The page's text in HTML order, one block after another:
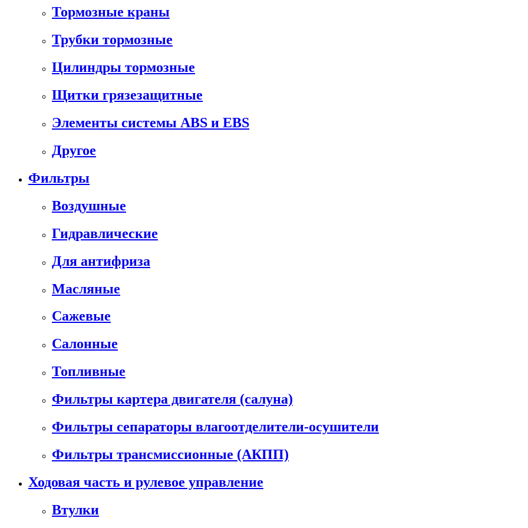
Тормозные краны
Трубки тормозные
Цилиндры тормозные
Щитки грязезащитные
Элементы системы ABS и EBS
Другое
Фильтры
Воздушные
Гидравлические
Для антифриза
Масляные
Сажевые
Салонные
Топливные
Фильтры картера двигателя (салуна)
Фильтры сепараторы влагоотделители-осушители
Фильтры трансмиссионные (АКПП)
Ходовая часть и рулевое управление
Втулки